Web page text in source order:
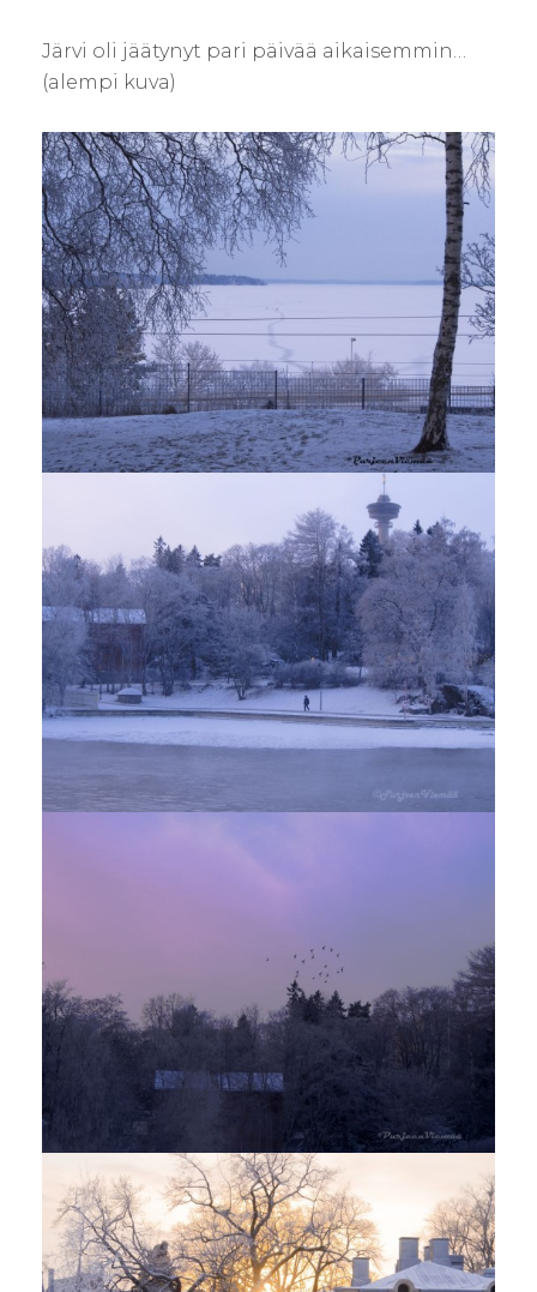
Järvi oli jäätynyt pari päivää aikaisemmin…
(alempi kuva)